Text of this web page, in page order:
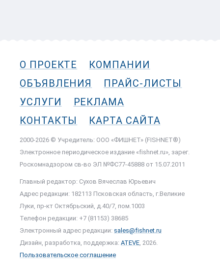
О ПРОЕКТЕ
КОМПАНИИ
ОБЪЯВЛЕНИЯ
ПРАЙС-ЛИСТЫ
УСЛУГИ
РЕКЛАМА
КОНТАКТЫ
КАРТА САЙТА
2000-2026 © Учредитель: ООО «ФИШНЕТ» (FISHNET®)
Электронное периодическое издание «fishnet.ru», зарег.
Роскомнадзором cв-во ЭЛ №ФС77-45888 от 15.07.2011
Главный редактор: Сухов Вячеслав Юрьевич
Адрес редакции: 182113 Псковская область, г.Великие
Луки, пр-кт Октябрьский, д.40/7, пом.1003
Телефон редакции: +7 (81153) 38685
Электронный адрес редакции: sales@fishnet.ru
Дизайн, разработка, поддержка: ATEVE , 2026.
Пользовательское соглашение